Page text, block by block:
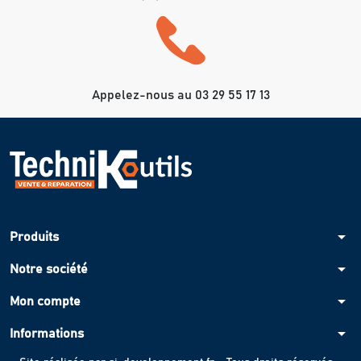
Appelez-nous au 03 29 55 17 13
Produits arrow_drop_down
Notre société arrow_drop_down
Mon compte arrow_drop_down
Informations arrow_drop_down